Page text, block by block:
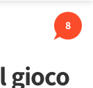
8
gioco